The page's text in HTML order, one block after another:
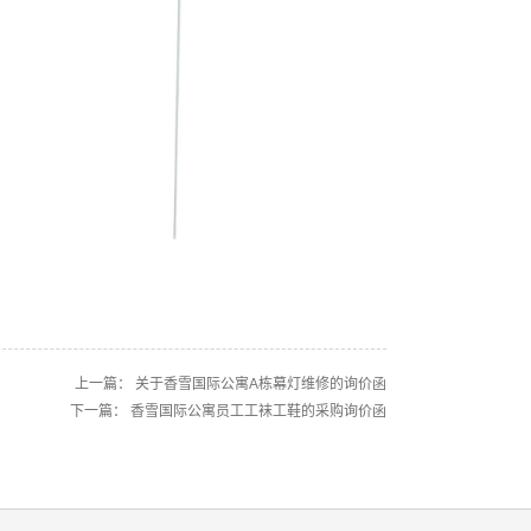
上一篇： 关于香雪国际公寓A栋幕灯维修的询价函
下一篇： 香雪国际公寓员工工袜工鞋的采购询价函